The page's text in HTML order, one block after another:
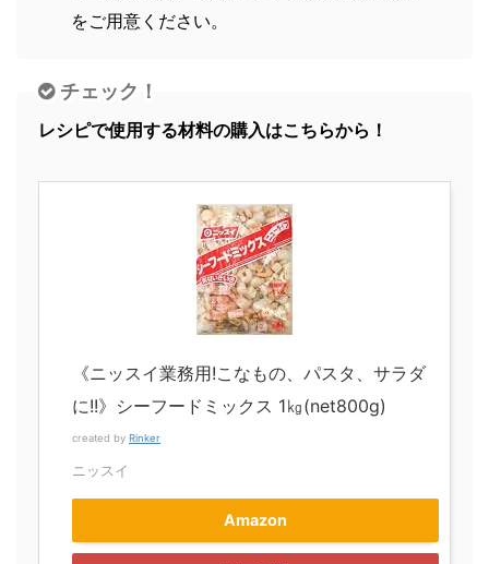
をご用意ください。
チェック！
レシピで使用する材料の購入はこちらから！
《ニッスイ業務用!こなもの、パスタ、サラダ
に!!》シーフードミックス 1㎏(net800g)
created by Rinker
ニッスイ
Amazon